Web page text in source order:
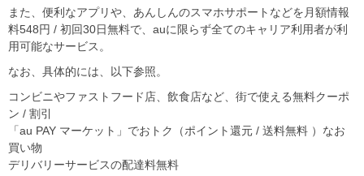
また、便利なアプリや、あんしんのスマホサポートなどを月額情報
料548円 / 初回30日無料で、auに限らず全てのキャリア利用者が利
用可能なサービス。
なお、具体的には、以下参照。
コンビニやファストフード店、飲食店など、街で使える無料クーポ
ン / 割引
「au PAY マーケット」でおトク（ポイント還元 / 送料無料 ）なお
買い物
デリバリーサービスの配達料無料